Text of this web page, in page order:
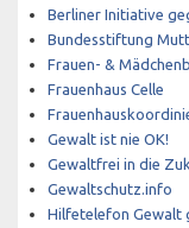
Berliner Initiative
Bundesstiftung
Frauen- &
Frauenhaus Celle
Gewalt ist nie OK!
Gewaltfrei in die
Gewaltschutz.info
Hilfetelefon Gewalt